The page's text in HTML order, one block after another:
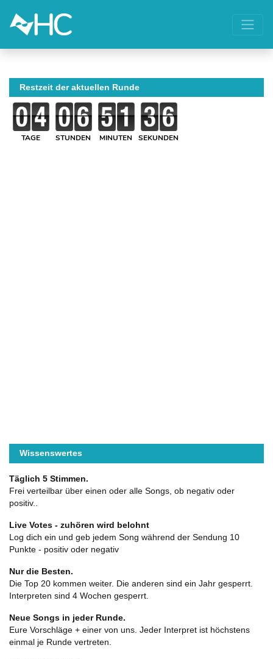
Restzeit der aktuellen Runde
TAGE STUNDEN MINUTEN SEKUNDEN
Wissenswertes
Täglich 5 Stimmen.
Frei verteilbar über einen oder alle Songs, ob negativ oder
positiv..
Live Votes - zuhören wird belohnt
Log dich ein und geb jedem Song während der Sendung 10
Punkte - positiv oder negativ
Nur die Besten.
Die Top 20 kommen weiter. Die anderen sind ein Jahr gesperrt.
Interpreten sind 4 Wochen gesperrt.
Neue Songs in jeder Runde.
Eure Vorschläge + einer von uns. Jeder Interpret ist höchstens
einmal je Runde vertreten.